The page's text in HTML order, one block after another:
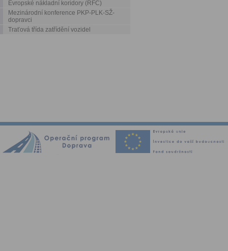
Evropské nákladní koridory (RFC)
Mezinárodní konference PKP-PLK-SŽ-
dopravci
Traťová třída zatřídění vozidel